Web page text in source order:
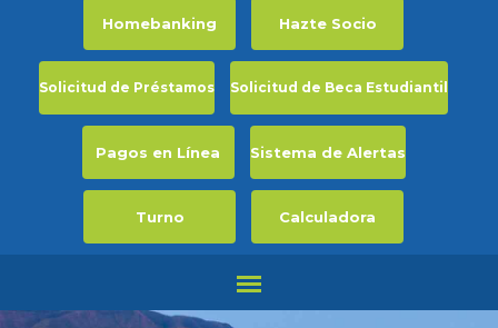
Homebanking Hazte Socio
Solicitud de Préstamos Solicitud de Beca Estudiantil
Pagos en Línea Sistema de Alertas
Turno Calculadora